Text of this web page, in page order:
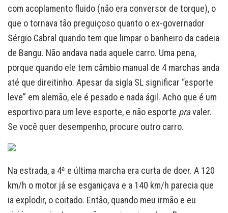
com acoplamento fluido (não era conversor de torque), o
que o tornava tão preguiçoso quanto o ex-governador
Sérgio Cabral quando tem que limpar o banheiro da cadeia
de Bangu. Não andava nada aquele carro. Uma pena,
porque quando ele tem câmbio manual de 4 marchas anda
até que direitinho. Apesar da sigla SL significar “esporte
leve” em alemão, ele é pesado e nada ágil. Acho que é um
esportivo para um leve esporte, e não esporte pravaler.
Se você quer desempenho, procure outro carro.
Na estrada, a 4ª e última marcha era curta de doer. A 120
km/h o motor já se esganiçava e a 140 km/h parecia que
ia explodir, o coitado. Então, quando meu irmão e eu